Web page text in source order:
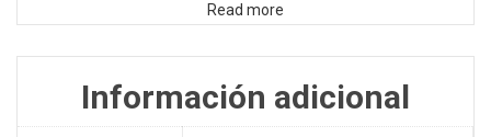
Read more
Información adicional